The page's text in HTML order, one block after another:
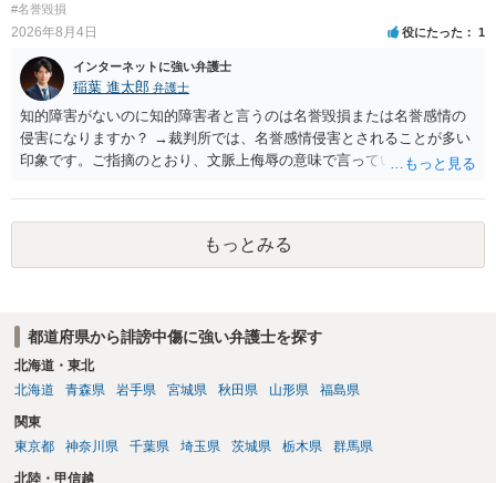
#名誉毀損
2026年8月4日 役にたった 1
インターネットに強い弁護士
稲葉 進太郎 弁護士
知的障害がないのに知的障害者と言うのは名誉毀損または名誉感情の
侵害になりますか？ →裁判所では、名誉感情侵害とされることが多い
印象です。ご指摘のとおり、文脈上侮辱の意味で言っている点も加味
もっとみる
都道府県から誹謗中傷に強い弁護士を探す
北海道・東北
北海道
青森県 岩手県 宮城県 秋田県 山形県 福島県
関東
東京都
神奈川県 千葉県 埼玉県 茨城県 栃木県 群馬県
北陸・甲信越